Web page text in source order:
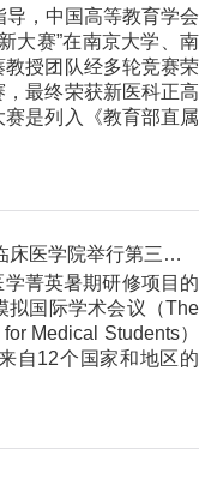
，中国高等教育学会
大赛”在南京大学、南
授团队经多轮竞赛荣
最终荣获新医科正高
是列入《教育部直属
汇聚青年智慧 共启医学未来，华西临床医学院举行第三届医学生模拟国际学术会议
学菁英暑期研修项目的
拟国际学术会议（The
Medical Students）
自12个国家和地区的